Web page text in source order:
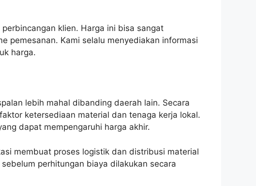
klien. Harga ini bisa sangat
pemesanan. Kami selalu menyediakan informasi
harga.
lebih mahal dibanding daerah lain. Secara
ketersediaan material dan tenaga kerja lokal.
dapat mempengaruhi harga akhir.
membuat proses logistik dan distribusi material
perhitungan biaya dilakukan secara